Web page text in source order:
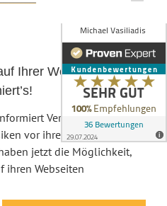
Ihrer Webseite
Verbraucher über
vor ihrer Haustür.
jetzt die Möglichkeit,
ihren Webseiten